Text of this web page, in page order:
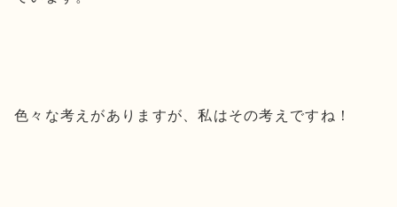
色々な考えがありますが、私はその考えですね！